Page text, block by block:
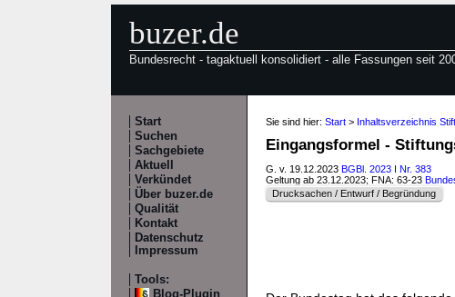
buzer.de
Bundesrecht - tagaktuell konsolidiert - alle Fassungen seit
Start
Suchen
Sachgebiete
Aktuell
Verkündet
Über buzer.de
Qualität
Kontakt
Datenschutz
Impressum
Tools:
Blog-Plugin
Sie sind hier: Start > Inhaltsverzeichnis
Eingangsformel -
G. v. 19.12.2023 BGBl. 2023 I Nr. 383
Geltung ab 23.12.2023; FNA: 63-23
Drucksachen / Entwurf / Begründung